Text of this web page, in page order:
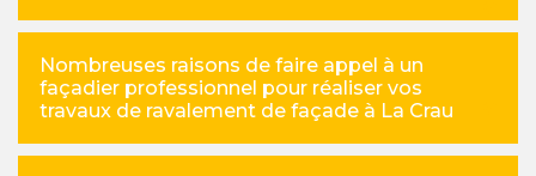
Nombreuses raisons de faire appel à un
façadier professionnel pour réaliser vos
travaux de ravalement de façade à La Crau